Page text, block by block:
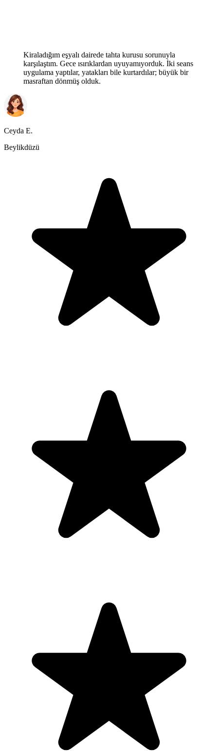
Kiraladığım eşyalı dairede tahta kurusu sorunuyla
karşılaştım. Gece ısırıklardan uyuyamıyorduk. İki seans
uygulama yaptılar, yatakları bile kurtardılar; büyük bir
masraftan dönmüş olduk.
Ceyda E.
Beylikdüzü